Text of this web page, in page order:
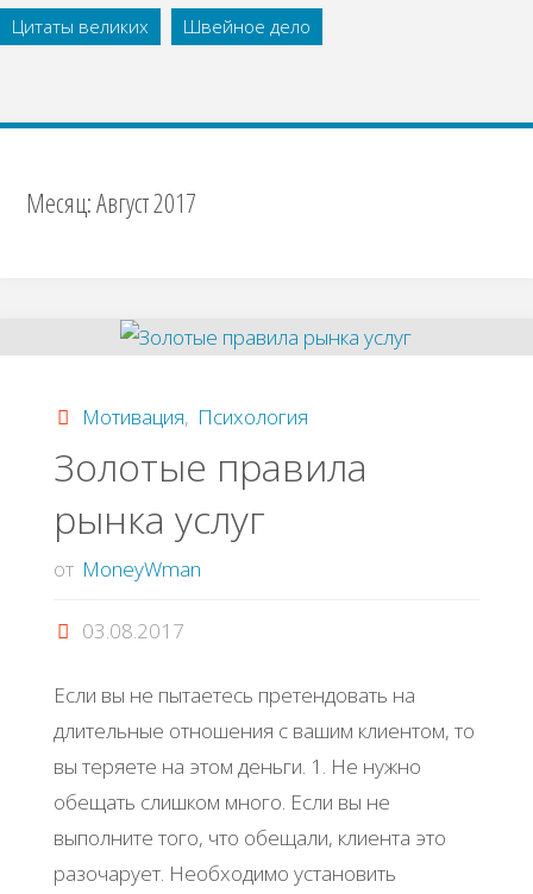
Цитаты великих
Швейное дело
Месяц:Август 2017
Мотивация, Психология
Золотые правила
рынка услуг
от MoneyWman
03.08.2017
Если вы не пытаетесь претендовать на
длительные отношения с вашим клиентом, то
вы теряете на этом деньги. 1. Не нужно
обещать слишком много. Если вы не
выполните того, что обещали, клиента это
разочарует. Необходимо установить